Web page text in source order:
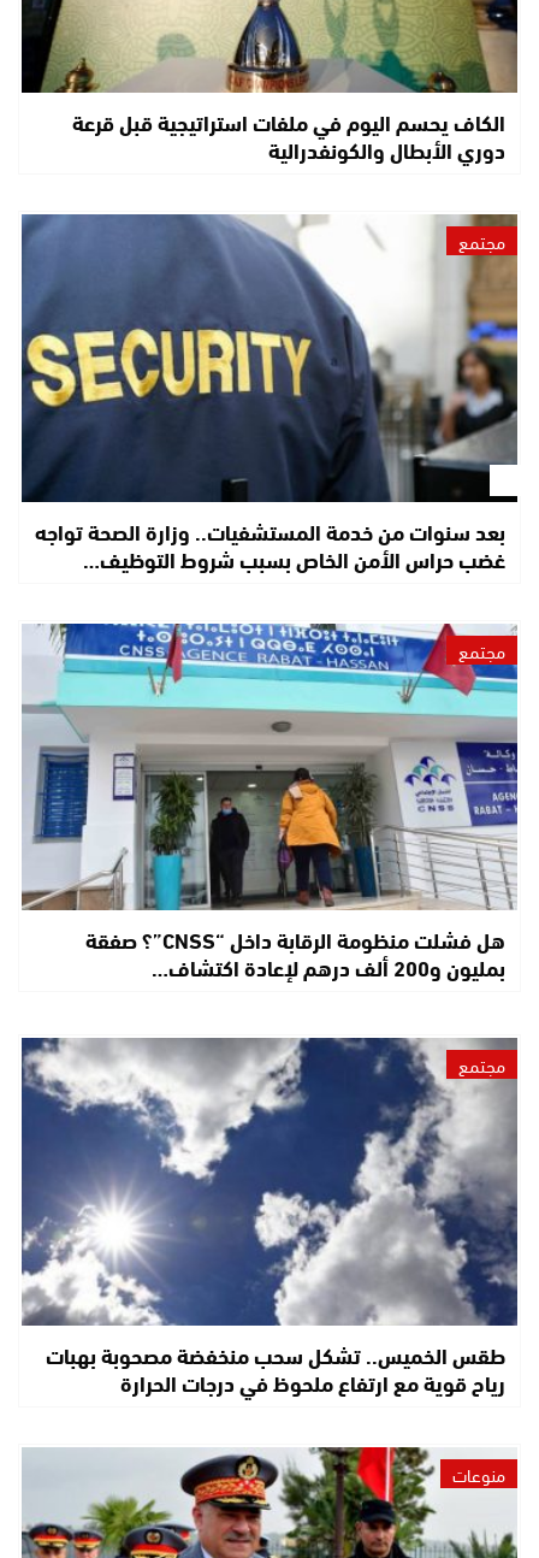
الكاف يحسم اليوم في ملفات استراتيجية قبل قرعة
دوري الأبطال والكونفدرالية
مجتمع
بعد سنوات من خدمة المستشفيات.. وزارة الصحة تواجه
غضب حراس الأمن الخاص بسبب شروط التوظيف…
مجتمع
هل فشلت منظومة الرقابة داخل “CNSS”؟ صفقة
بمليون و200 ألف درهم لإعادة اكتشاف…
مجتمع
طقس الخميس.. تشكل سحب منخفضة مصحوبة بهبات
رياح قوية مع ارتفاع ملحوظ في درجات الحرارة
منوعات